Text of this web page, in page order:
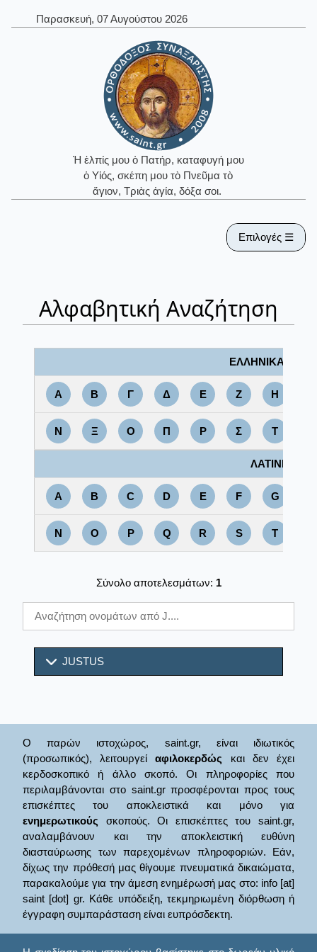
Παρασκευή, 07 Αυγούστου 2026
Ἡ ἐλπίς μου ὁ Πατήρ, καταφυγή μου
ὁ Υἱός, σκέπη μου τὸ Πνεῦμα τὸ
ἅγιον, Τριὰς ἁγία, δόξα σοι.
Επιλογές ☰
Αλφαβητική Αναζήτηση
ΕΛΛΗΝΙΚΑ
Α Β Γ Δ Ε Ζ Η
Ν Ξ Ο Π Ρ Σ Τ
ΛΑΤΙΝΙΚΑ
A B C D E F G
N O P Q R S T
Σύνολο αποτελεσμάτων: 1
JUSTUS
Ο παρών ιστοχώρος, saint.gr, είναι ιδιωτικός
(προσωπικός), λειτουργείαφιλοκερδώς και δεν έχει
κερδοσκοπικό ή άλλο σκοπό. Οι πληροφορίες που
περιλαμβάνονται στο saint.gr προσφέρονται προς τους
επισκέπτες του αποκλειστικά και μόνο για
ενημερωτικούς σκοπούς. Οι επισκέπτες του saint.gr,
αναλαμβάνουν και την αποκλειστική ευθύνη
διασταύρωσης των παρεχομένων πληροφοριών. Εάν,
δίχως την πρόθεσή μας θίγουμε πνευματικά δικαιώματα,
παρακαλούμε για την άμεση ενημέρωσή μας στο: info [at]
saint [dot] gr. Κάθε υπόδειξη, τεκμηριωμένη διόρθωση ή
έγγραφη συμπαράσταση είναι ευπρόσδεκτη.